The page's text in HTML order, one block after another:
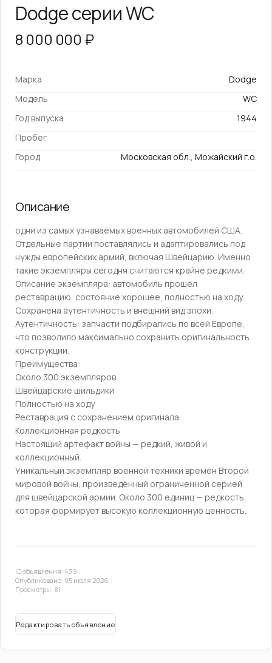
Dodge серии WC
8 000 000 ₽
Марка
Dodge
Модель
WC
Год выпуска
1944
Пробег
Город
Московская обл., Можайский г.о.
Описание
одни из самых узнаваемых военных автомобилей США.
Отдельные партии поставлялись и адаптировались под
нужды европейских армий, включая Швейцарию. Именно
такие экземпляры сегодня считаются крайне редкими.
Описание экземпляра: автомобиль прошёл
реставрацию, состояние хорошее, полностью на ходу.
Сохранена аутентичность и внешний вид эпохи.
Аутентичность: запчасти подбирались по всей Европе,
что позволило максимально сохранить оригинальность
конструкции.
Преимущества:
Около 300 экземпляров
Швейцарские шильдики
Полностью на ходу
Реставрация с сохранением оригинала
Коллекционная редкость
Настоящий артефакт войны — редкий, живой и
коллекционный.
Уникальный экземпляр военной техники времён Второй
мировой войны, произведённый ограниченной серией
для швейцарской армии. Около 300 единиц — редкость,
которая формирует высокую коллекционную ценность.
ID объявления: 439
Опубликовано: 05 июля 2026
Просмотры: 81
Редактировать объявление